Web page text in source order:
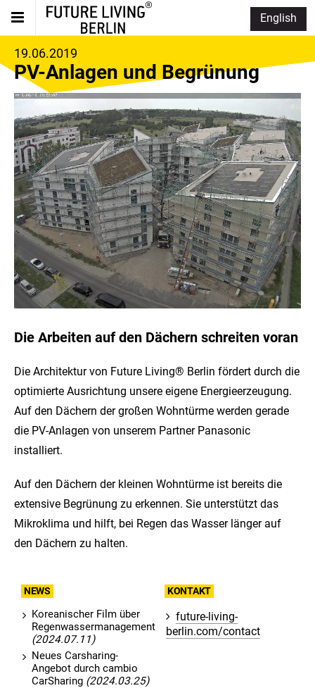
English
19.06.2019
PV-Anlagen und Begrünung
Die Arbeiten auf den Dächern schreiten voran
Die Architektur von Future Living® Berlin fördert durch die
optimierte Ausrichtung unsere eigene Energieerzeugung.
Auf den Dächern der großen Wohntürme werden gerade
die PV-Anlagen von unserem Partner Panasonic
installiert.
Auf den Dächern der kleinen Wohntürme ist bereits die
extensive Begrünung zu erkennen. Sie unterstützt das
Mikroklima und hilft, bei Regen das Wasser länger auf
den Dächern zu halten.
NEWS
Koreanischer Film über
Regenwassermanagement
(2024.07.11)
Neues Carsharing-
Angebot durch cambio
CarSharing (2024.03.25)
KONTAKT
future-living-
berlin.com/contact